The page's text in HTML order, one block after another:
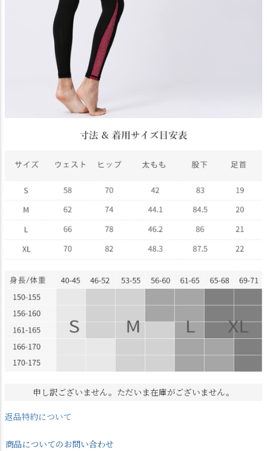
申し訳ございません。ただいま在庫がございません。
返品特約について
商品についてのお問い合わせ